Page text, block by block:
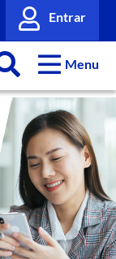
Entrar
Menu